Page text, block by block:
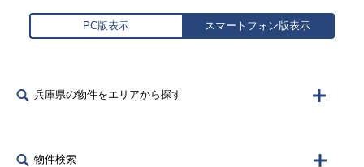
PC版表示 スマートフォン版表示
兵庫県の物件をエリアから探す
物件検索